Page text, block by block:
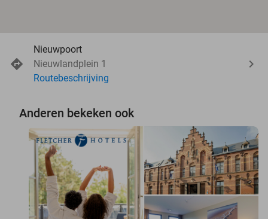
Nieuwpoort
Nieuwlandplein 1
Routebeschrijving
Anderen bekeken ook